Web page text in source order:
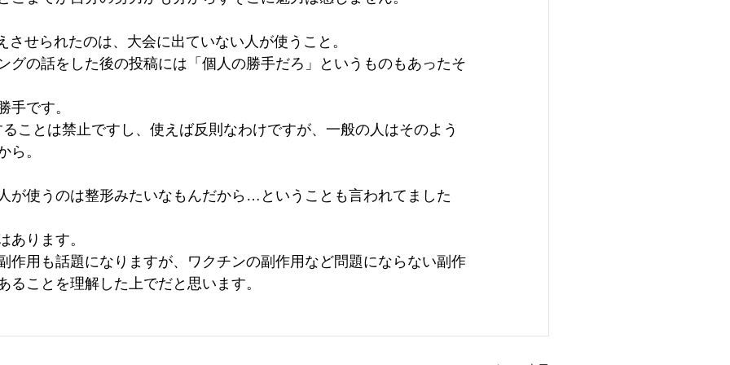
させられたのは、大会に出ていない人が使うこと。
グの話をした後の投稿には「個人の勝手だろ」というものもあったそ
です。
ことは禁止ですし、使えば反則なわけですが、一般の人はそのよう
ら。
が使うのは整形みたいなもんだから…ということも言われてました
あります。
作用も話題になりますが、ワクチンの副作用など問題にならない副作
ることを理解した上でだと思います。